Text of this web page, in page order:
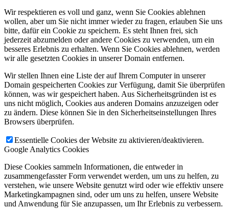
Wir respektieren es voll und ganz, wenn Sie Cookies ablehnen
wollen, aber um Sie nicht immer wieder zu fragen, erlauben Sie uns
bitte, dafür ein Cookie zu speichern. Es steht Ihnen frei, sich
jederzeit abzumelden oder andere Cookies zu verwenden, um ein
besseres Erlebnis zu erhalten. Wenn Sie Cookies ablehnen, werden
wir alle gesetzten Cookies in unserer Domain entfernen.
Wir stellen Ihnen eine Liste der auf Ihrem Computer in unserer
Domain gespeicherten Cookies zur Verfügung, damit Sie überprüfen
können, was wir gespeichert haben. Aus Sicherheitsgründen ist es
uns nicht möglich, Cookies aus anderen Domains anzuzeigen oder
zu ändern. Diese können Sie in den Sicherheitseinstellungen Ihres
Browsers überprüfen.
Essentielle Cookies der Website zu aktivieren/deaktivieren.
Google Analytics Cookies
Diese Cookies sammeln Informationen, die entweder in
zusammengefasster Form verwendet werden, um uns zu helfen, zu
verstehen, wie unsere Website genutzt wird oder wie effektiv unsere
Marketingkampagnen sind, oder um uns zu helfen, unsere Website
und Anwendung für Sie anzupassen, um Ihr Erlebnis zu verbessern.